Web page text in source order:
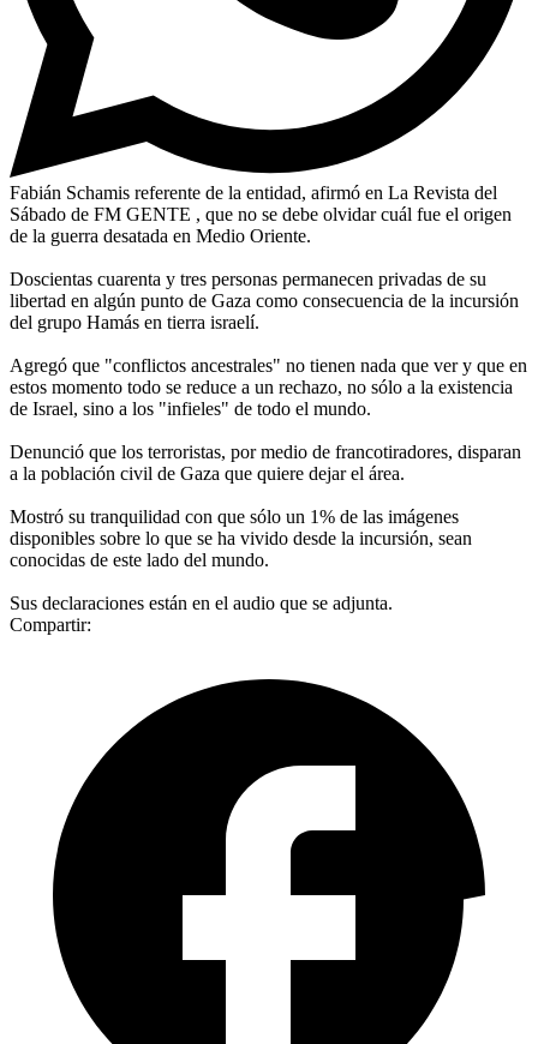
Fabián Schamis referente de la entidad, afirmó en La Revista del
Sábado de FM GENTE , que no se debe olvidar cuál fue el origen
de la guerra desatada en Medio Oriente.
Doscientas cuarenta y tres personas permanecen privadas de su
libertad en algún punto de Gaza como consecuencia de la incursión
del grupo Hamás en tierra israelí.
Agregó que "conflictos ancestrales" no tienen nada que ver y que en
estos momento todo se reduce a un rechazo, no sólo a la existencia
de Israel, sino a los "infieles" de todo el mundo.
Denunció que los terroristas, por medio de francotiradores, disparan
a la población civil de Gaza que quiere dejar el área.
Mostró su tranquilidad con que sólo un 1% de las imágenes
disponibles sobre lo que se ha vivido desde la incursión, sean
conocidas de este lado del mundo.
Sus declaraciones están en el audio que se adjunta.
Compartir: